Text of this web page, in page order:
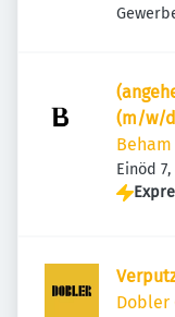
(m/w/
Einöd
Dobler